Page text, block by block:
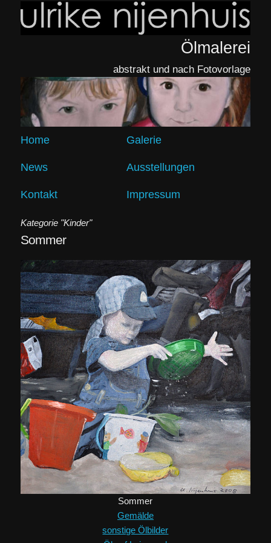
Ölmalerei
abstrakt und nach Fotovorlage
Home Galerie
News Ausstellungen
Kontakt Impressum
Kategorie "Kinder"
Sommer
Sommer
Gemälde
sonstige Ölbilder